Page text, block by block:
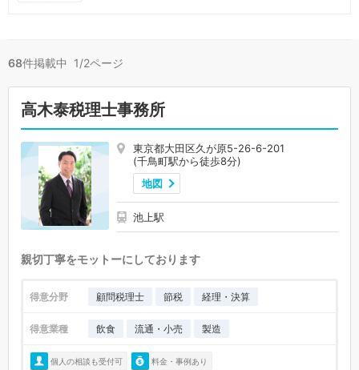
68件掲載中 1/2ページ
高木泰税理士事務所
東京都大田区久が原5-26-6-201
(千鳥町駅から徒歩8分)
地図
池上駅
親切丁寧をモットーにしております
得意分野 顧問税理士 節税 経理・決算
得意業種 飲食 流通・小売 製造
個人の相談も受付可 料金・事例あり